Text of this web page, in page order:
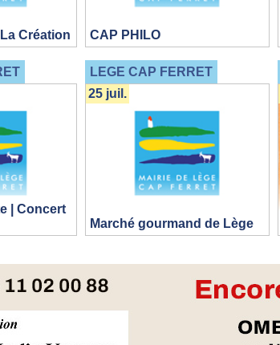
Création CAP PHILO
| Concert
LEGE CAP FERRET
Marché gourmand de Lège
25 juil.